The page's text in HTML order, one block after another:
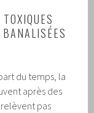
du temps, la
après des
pas